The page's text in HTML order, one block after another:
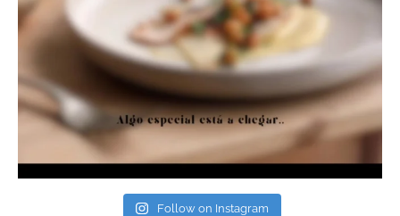
Follow on Instagram